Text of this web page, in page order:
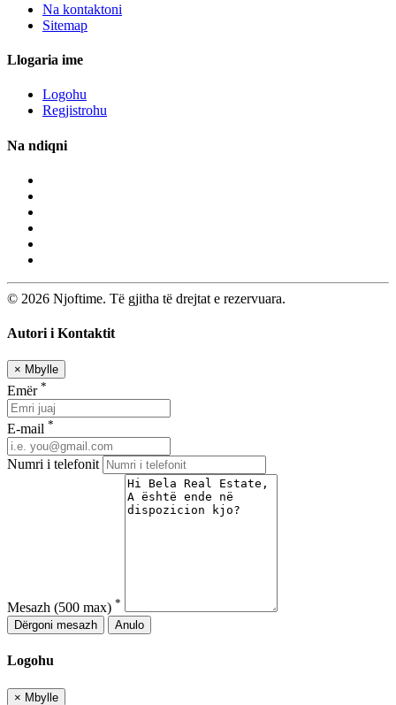
Na kontaktoni
Sitemap
Llogaria ime
Logohu
Regjistrohu
Na ndiqni
© 2026 Njoftime. Të gjitha të drejtat e rezervuara.
Autori i Kontaktit
× Mbylle
Emër *
E-mail *
Numri i telefonit
Mesazh (500 max) *
Dërgoni mesazh
Anulo
Logohu
× Mbylle